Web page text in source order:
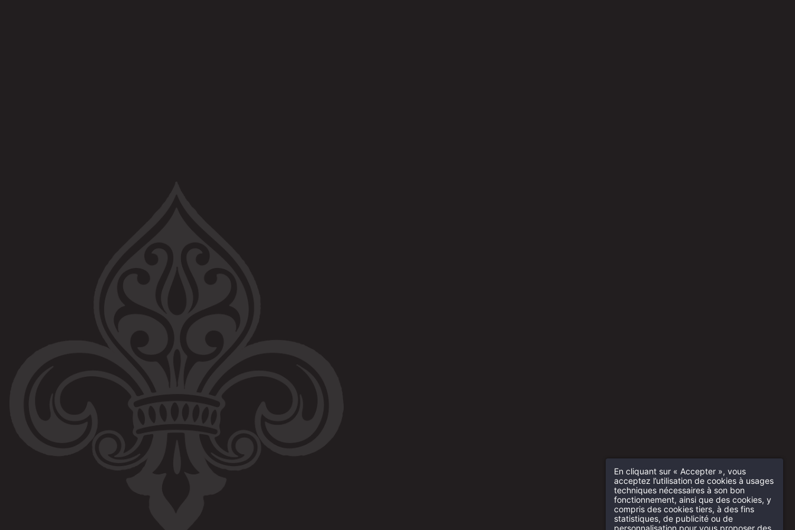
En cliquant sur « Accepter », vous
acceptez l’utilisation de cookies à usages
techniques nécessaires à son bon
fonctionnement, ainsi que des cookies, y
compris des cookies tiers, à des fins
statistiques, de publicité ou de
personnalisation pour vous proposer des